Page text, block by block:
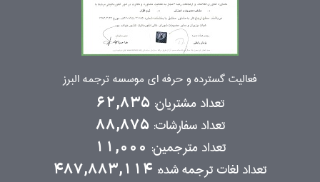
فعالیت گسترده و حرفه ای موسسه ترجمه البرز
تعداد مشتریان: 62,835
تعداد سفارشات:88,875
تعداد مترجمین: 11,000
تعداد لغات ترجمه شده: 487,883,114